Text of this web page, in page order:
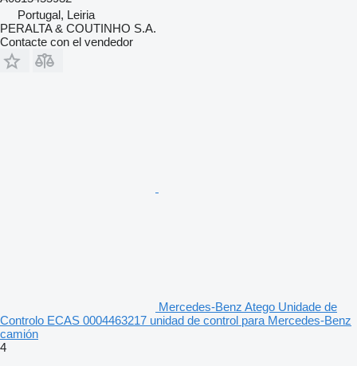
Portugal, Leiria
PERALTA & COUTINHO S.A.
Contacte con el vendedor
Mercedes-Benz Atego Unidade de
Controlo ECAS 0004463217 unidad de control para Mercedes-Benz
camión
4